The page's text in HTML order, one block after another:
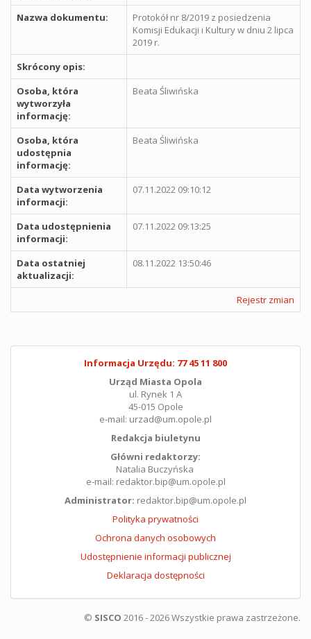
Nazwa dokumentu:
Protokół nr 8/2019 z posiedzenia
Komisji Edukacji i Kultury w dniu 2 lipca
2019 r.
Skrócony opis:
Osoba, która
wytworzyła
informację:
Beata Śliwińska
Osoba, która
udostępnia
informację:
Beata Śliwińska
Data wytworzenia
informacji:
07.11.2022 09:10:12
Data udostępnienia
informacji:
07.11.2022 09:13:25
Data ostatniej
aktualizacji:
08.11.2022 13:50:46
Rejestr zmian
Informacja Urzędu: 77 45 11 800
Urząd Miasta Opola
ul. Rynek 1 A
45-015 Opole
e-mail: urzad@um.opole.pl
Redakcja biuletynu
Główni redaktorzy:
Natalia Buczyńska
e-mail: redaktor.bip@um.opole.pl
Administrator: redaktor.bip@um.opole.pl
Polityka prywatności
Ochrona danych osobowych
Udostępnienie informacji publicznej
Deklaracja dostępności
© SISCO 2016 - 2026 Wszystkie prawa zastrzeżone.